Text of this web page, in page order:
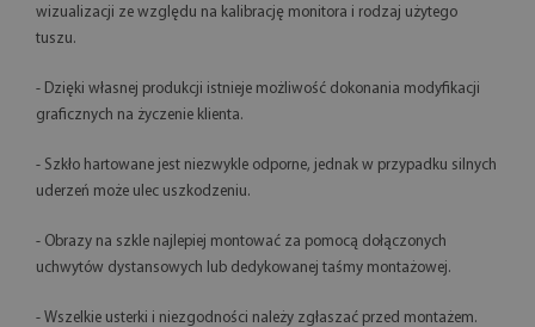
wizualizacji ze względu na kalibrację monitora i rodzaj użytego
tuszu.
- Dzięki własnej produkcji istnieje możliwość dokonania modyfikacji
graficznych na życzenie klienta.
- Szkło hartowane jest niezwykle odporne, jednak w przypadku silnych
uderzeń może ulec uszkodzeniu.
- Obrazy na szkle najlepiej montować za pomocą dołączonych
uchwytów dystansowych lub dedykowanej taśmy montażowej.
- Wszelkie usterki i niezgodności należy zgłaszać przed montażem.